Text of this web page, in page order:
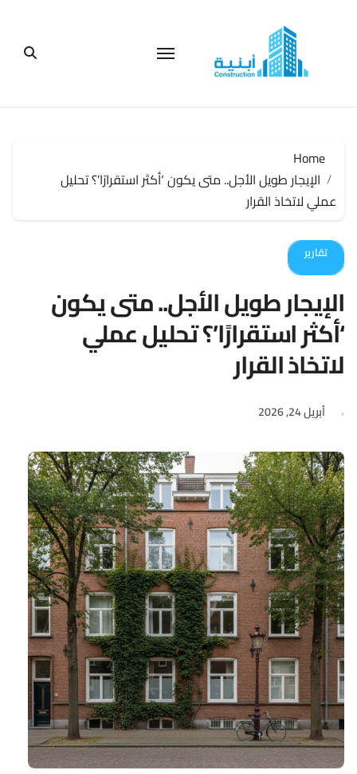
Home
الإيجار طويل الأجل.. متى يكون ‘أكثر استقرارًا’؟ تحليل
عملي لاتخاذ القرار
تقارير
الإيجار طويل الأجل.. متى يكون
‘أكثر استقرارًا’؟ تحليل عملي
لاتخاذ القرار
أبريل 24, 2026